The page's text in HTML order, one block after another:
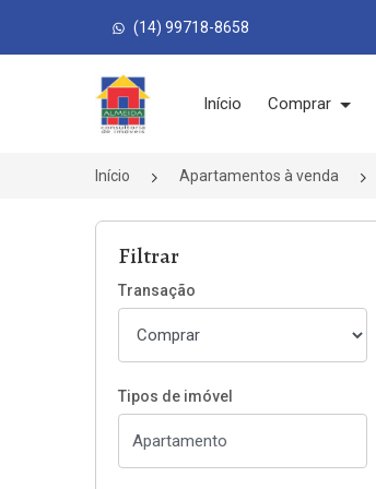
(14) 99718-8658
Página inicial
Início Comprar
Início Apartamentos à venda
Filtrar
Transação
Tipos de imóvel